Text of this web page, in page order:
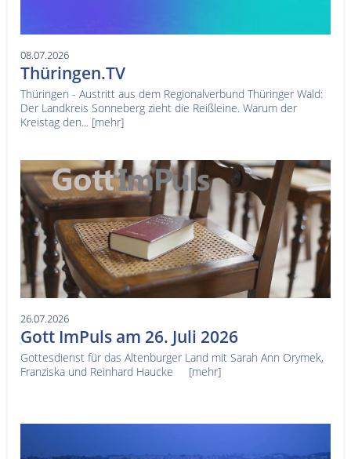
08.07.2026
Thüringen.TV
Thüringen - Austritt aus dem Regionalverbund Thüringer Wald:
Der Landkreis Sonneberg zieht die Reißleine. Warum der
Kreistag den... [mehr]
26.07.2026
Gott ImPuls am 26. Juli 2026
Gottesdienst für das Altenburger Land mit Sarah Ann Orymek,
Franziska und Reinhard Haucke [mehr]